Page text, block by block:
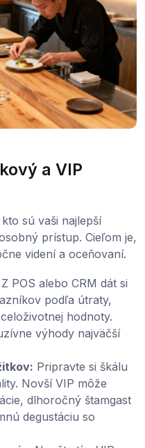
a VIP
sú vaši najlepší
prístup. Cieľom je,
videní a oceňovaní.
Z POS alebo CRM dát si
podľa útraty,
hodnoty.
výhody najväčší
Pripravte si škálu
Novší VIP môže
dlhoročný štamgast
degustáciu so